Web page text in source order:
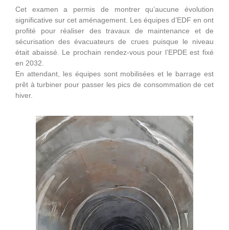
Cet examen a permis de montrer qu’aucune évolution
significative sur cet aménagement. Les équipes d’EDF en ont
profité pour réaliser des travaux de maintenance et de
sécurisation des évacuateurs de crues puisque le niveau
était abaissé. Le prochain rendez-vous pour l’EPDE est fixé
en 2032.
En attendant, les équipes sont mobilisées et le barrage est
prêt à turbiner pour passer les pics de consommation de cet
hiver.